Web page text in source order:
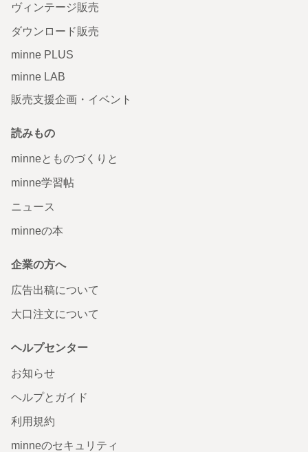
ヴィンテージ販売
ダウンロード販売
minne PLUS
minne LAB
販売支援企画・イベント
読みもの
minneとものづくりと
minne学習帖
ニュース
minneの本
企業の方へ
広告出稿について
大口注文について
ヘルプセンター
お知らせ
ヘルプとガイド
利用規約
minneのセキュリティ